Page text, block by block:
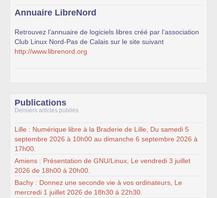
Annuaire LibreNord
Retrouvez l’annuaire de logiciels libres créé par l’association
Club Linux Nord-Pas de Calais sur le site suivant
http://www.librenord.org
Publications
Derniers articles publiés
Lille : Numérique libre à la Braderie de Lille, Du samedi 5
septembre 2026 à 10h00 au dimanche 6 septembre 2026 à
17h00.
Amiens : Présentation de GNU/Linux, Le vendredi 3 juillet
2026 de 18h00 à 20h00.
Bachy : Donnez une seconde vie à vos ordinateurs, Le
mercredi 1 juillet 2026 de 18h30 à 22h30.